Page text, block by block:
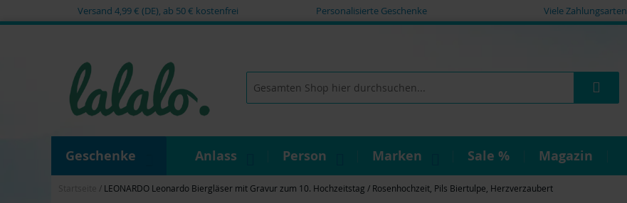
Versand 4,99 € (DE), ab 50 € kostenfrei Personalisierte Geschenke Viele Zahlungsarten
springen
Geschenke Anlass Person Marken Sale % Magazin
LEONARDO Leonardo Biergläser mit Gravur zum 10. Hochzeitstag / Rosenhochzeit, Pils Biertulpe, Herzverzaubert